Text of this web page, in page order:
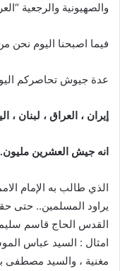
والصهيونية والرجعية
فيما اصبحنا اليوم نحن
عدة جيوش تحاصركم
إيران ، العراق ، لبنان
انه جيش العشرين
يراود المسلمين.. حتى
القدس الحاج قاسم
امثال : السيد عباس
مغنية ، والسيد مصطفى